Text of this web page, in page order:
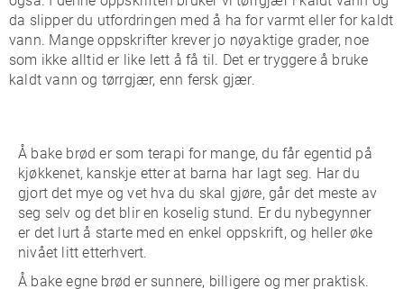
da slipper du utfordringen med å ha for varmt eller for kaldt
vann. Mange oppskrifter krever jo nøyaktige grader, noe
som ikke alltid er like lett å få til. Det er tryggere å bruke
kaldt vann og tørrgjær, enn fersk gjær.
Å bake brød er som terapi for mange, du får egentid på
kjøkkenet, kanskje etter at barna har lagt seg. Har du
gjort det mye og vet hva du skal gjøre, går det meste av
seg selv og det blir en koselig stund. Er du nybegynner
er det lurt å starte med en enkel oppskrift, og heller øke
nivået litt etterhvert.
Å bake egne brød er sunnere, billigere og mer praktisk.